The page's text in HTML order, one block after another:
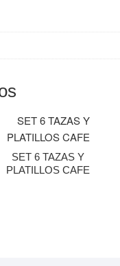
SET 6 TAZAS Y
PLATILLOS CAFE